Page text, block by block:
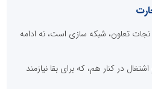
تعاون، شبکه سازی است، نه ادامه
در کنار هم، که برای بقا نیازمند